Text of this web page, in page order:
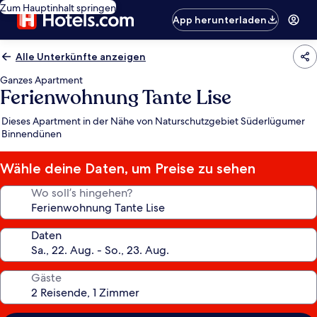
Zum Hauptinhalt springen
App herunterladen
Alle Unterkünfte anzeigen
Ganzes Apartment
Ferienwohnung Tante Lise
Dieses Apartment in der Nähe von Naturschutzgebiet Süderlügumer
Binnendünen
Wähle deine Daten, um Preise zu sehen
Wo soll’s hingehen?
Daten
Gäste